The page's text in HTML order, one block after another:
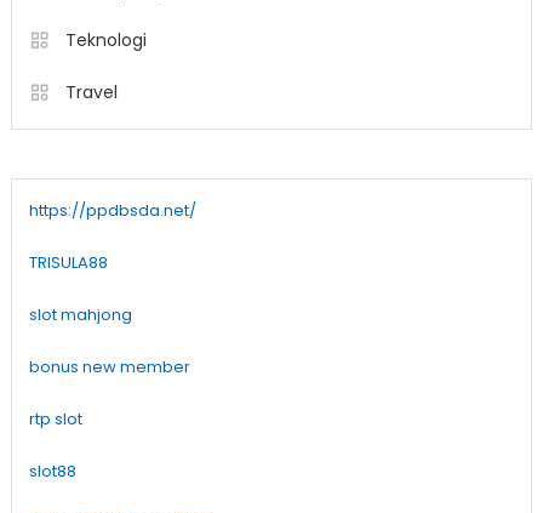
Teknologi
Travel
https://ppdbsda.net/
TRISULA88
slot mahjong
bonus new member
rtp slot
slot88